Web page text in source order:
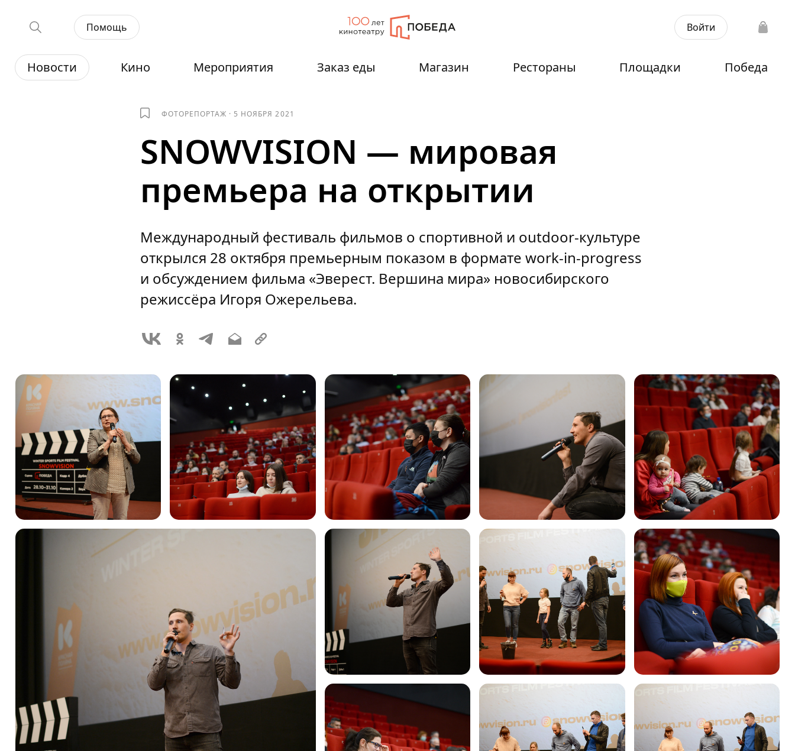
Помощь Войти
Новости Кино Мероприятия Заказ еды Магазин Рестораны Площадки Победа
ФОТОРЕПОРТАЖ · 5 НОЯБРЯ 2021
SNOWVISION — мировая
премьера на открытии
Международный фестиваль фильмов о спортивной и outdoor-культуре
открылся 28 октября премьерным показом в формате work-in-progress
и обсуждением фильма «Эверест. Вершина мира» новосибирского
режиссёра Игоря Ожерельева.